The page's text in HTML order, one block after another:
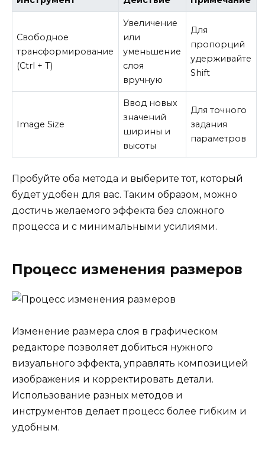
Свободное
трансформирование
(Ctrl + T)
Увеличение
или
уменьшение
слоя
вручную
Для
пропорций
удерживайте
Shift
Image Size
Ввод новых
значений
ширины и
высоты
Для точного
задания
параметров
Пробуйте оба метода и выберите тот, который
будет удобен для вас. Таким образом, можно
достичь желаемого эффекта без сложного
процесса и с минимальными усилиями.
Процесс изменения размеров
Изменение размера слоя в графическом
редакторе позволяет добиться нужного
визуального эффекта, управлять композицией
изображения и корректировать детали.
Использование разных методов и
инструментов делает процесс более гибким и
удобным.